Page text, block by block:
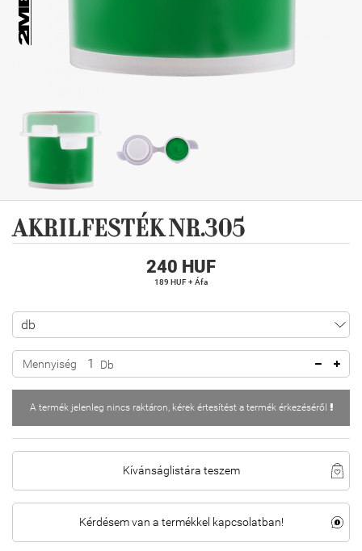
AKRILFESTÉK NR.305
240 HUF
189 HUF + Áfa
Mennyiség Db
A termék jelenleg nincs raktáron, kérek értesítést a termék érkezéséről
Kívánságlistára teszem
Kérdésem van a termékkel kapcsolatban!